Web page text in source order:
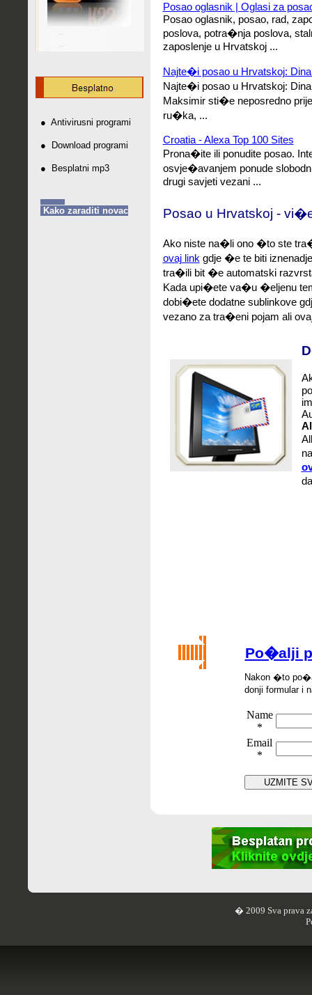
● Antivirusni programi
● Download programi
● Besplatni mp3
Kako zaraditi novac
Posao oglasnik | Oglasi za
Posao oglasnik, posao, rad,
poslova, potra�nja poslova,
zaposlenje u Hrvatskoj ...
Najte�i posao u Hrvatskoj:
Najte�i posao u Hrvatskoj:
Maksimir sti�e neposredno
ru�ka, ...
Croatia - Alexa Top 100 Sites
Prona�ite ili ponudite posao.
osvje�avanjem ponude
drugi savjeti vezani ...
Posao u Hrvatskoj -
Ako niste na�li ono �to ste
ovaj link gdje �e te biti
tra�ili bit �e automatski
Kada upi�ete va�u �eljenu
dobi�ete dodatne sublinkove
vezano za tra�eni pojam ali
Po�alji
Nakon �to po�
donji formular i
Name
*
Email
*
� 2009 Sva prava